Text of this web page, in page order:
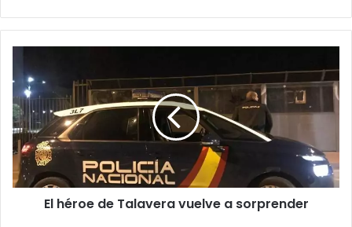
we
b
bo
ok
ra
m
h
é
r
o
e
d
e
El héroe de Talavera vuelve a sorprender